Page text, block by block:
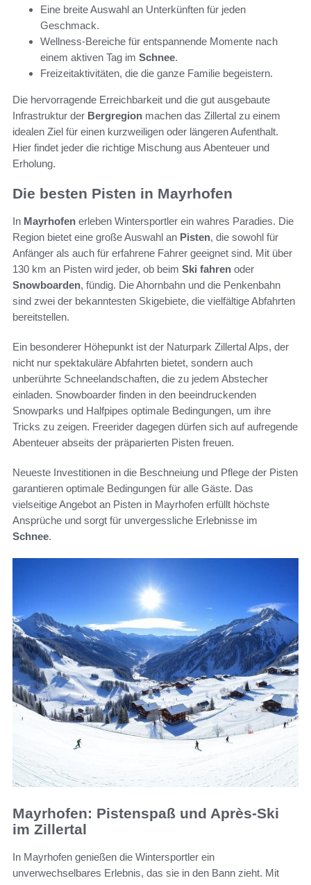
Eine breite Auswahl an Unterkünften für jeden
Geschmack.
Wellness-Bereiche für entspannende Momente nach
einem aktiven Tag im Schnee.
Freizeitaktivitäten, die die ganze Familie begeistern.
Die hervorragende Erreichbarkeit und die gut ausgebaute
Infrastruktur der Bergregion machen das Zillertal zu einem
idealen Ziel für einen kurzweiligen oder längeren Aufenthalt.
Hier findet jeder die richtige Mischung aus Abenteuer und
Erholung.
Die besten Pisten in Mayrhofen
In Mayrhofen erleben Wintersportler ein wahres Paradies. Die
Region bietet eine große Auswahl an Pisten, die sowohl für
Anfänger als auch für erfahrene Fahrer geeignet sind. Mit über
130 km an Pisten wird jeder, ob beim Ski fahren oder
Snowboarden, fündig. Die Ahornbahn und die Penkenbahn
sind zwei der bekanntesten Skigebiete, die vielfältige Abfahrten
bereitstellen.
Ein besonderer Höhepunkt ist der Naturpark Zillertal Alps, der
nicht nur spektakuläre Abfahrten bietet, sondern auch
unberührte Schneelandschaften, die zu jedem Abstecher
einladen. Snowboarder finden in den beeindruckenden
Snowparks und Halfpipes optimale Bedingungen, um ihre
Tricks zu zeigen. Freerider dagegen dürfen sich auf aufregende
Abenteuer abseits der präparierten Pisten freuen.
Neueste Investitionen in die Beschneiung und Pflege der Pisten
garantieren optimale Bedingungen für alle Gäste. Das
vielseitige Angebot an Pisten in Mayrhofen erfüllt höchste
Ansprüche und sorgt für unvergessliche Erlebnisse im
Schnee.
Mayrhofen: Pistenspaß und Après-Ski
im Zillertal
In Mayrhofen genießen die Wintersportler ein
unverwechselbares Erlebnis, das sie in den Bann zieht. Mit